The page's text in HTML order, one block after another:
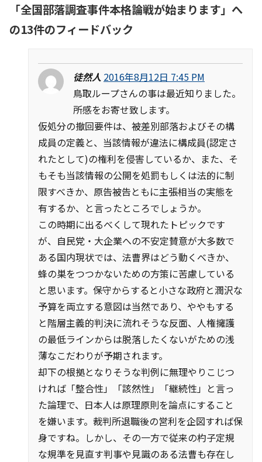
「全国部落調査事件本格論戦が始まります」へ
の13件のフィードバック
徒然人 2016年8月12日 7:45 PM
鳥取ループさんの事は最近知りました。
所感をお寄せ致します。
仮処分の撤回要件は、被差別部落およびその構
成員の定義と、当該情報が違法に構成員(認定さ
れたとして)の権利を侵害しているか、また、そ
もそも当該情報の公開を処罰もしくは法的に制
限すべきか、原告被告ともに主張相当の実態を
有するか、と言ったところでしょうか。
この時期に出るべくして現れたトピックです
が、自民党・大企業への不安定賛意が大多数で
ある国内現状では、法曹界はどう動くべきか、
蜂の巣をつつかないための方策に苦慮している
と思います。保守からすると小さな政府と潤沢な
予算を両立する意図は当然であり、ややもする
と階層主義的判決に流れそうな反面、人権擁護
の最低ラインからは脱落したくないがための浅
薄なこだわりが予期されます。
却下の根拠となりそうな判例に無理やりこじつ
ければ「整合性」「該然性」「継続性」と言っ
た論理で、日本人は原理原則を論点にすること
を嫌います。裁判所退職後の営利を企図すれば保
身ですね。しかし、その一方で従来の杓子定規
な規準を見直す判事や見識のある法曹も存在し